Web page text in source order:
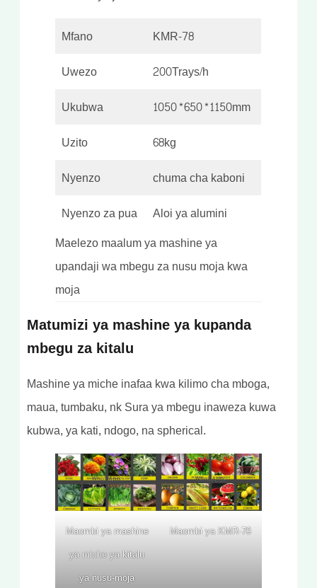
Mfano
KMR-78
Uwezo
200Trays/h
Ukubwa
1050*650*1150mm
Uzito
68kg
Nyenzo
chuma cha kaboni
Nyenzo za pua
Aloi ya alumini
Maelezo maalum ya mashine ya
upandaji wa mbegu za nusu moja kwa
moja
Matumizi ya mashine ya kupanda
mbegu za kitalu
Mashine ya miche inafaa kwa kilimo cha mboga,
maua, tumbaku, nk Sura ya mbegu inaweza kuwa
kubwa, ya kati, ndogo, na spherical.
Maombi ya mashine
ya miche ya kitalu
ya nusu-moja
Maombi ya KMR-78